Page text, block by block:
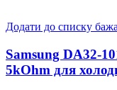
Додати до списку
Samsung DA32-
5kOhm для